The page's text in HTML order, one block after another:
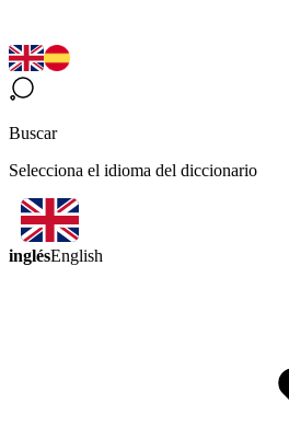
Buscar
Selecciona el idioma del diccionario
inglésEnglish